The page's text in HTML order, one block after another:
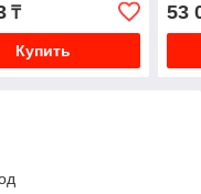
₸
Купить
53